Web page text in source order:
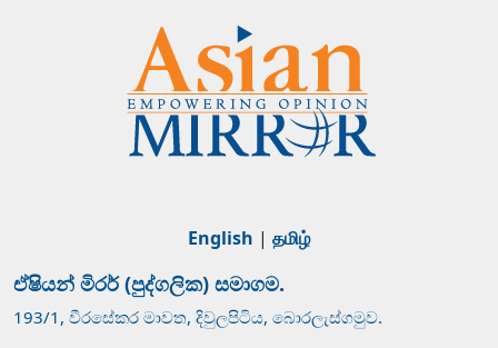
English | தமிழ்
ඒෂියන් මිරර් (පුද්ගලික) සමාගම.
193/1, වීරසේකර මාවත, දිවුලපිටිය, බොරලැස්ගමුව.